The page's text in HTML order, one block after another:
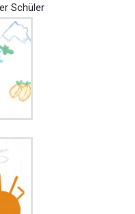
Schüler